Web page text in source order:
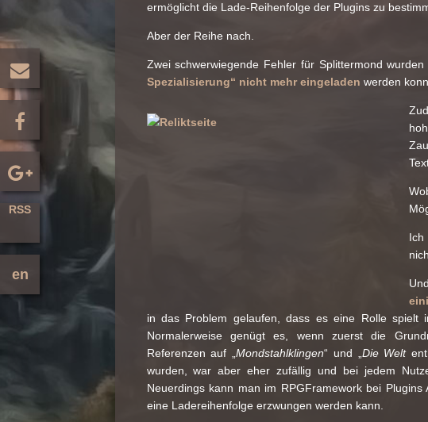
ermöglicht die Lade-Reihenfolge der Plugins zu
Aber der Reihe nach.
Zwei schwerwiegende Fehler für Splittermond
Spezialisierung“ nicht mehr eingeladen werden
Ich
in das Problem gelaufen, dass es eine Rolle spielt
Normalerweise genügt es, wenn zuerst die
Referenzen auf „ Mondstahlklingen“ und „ Die Welt
wurden, war aber eher zufällig und bei jedem
Neuerdings kann man im RPGFramework bei
eine Ladereihenfolge erzwungen werden kann.
RSS
en